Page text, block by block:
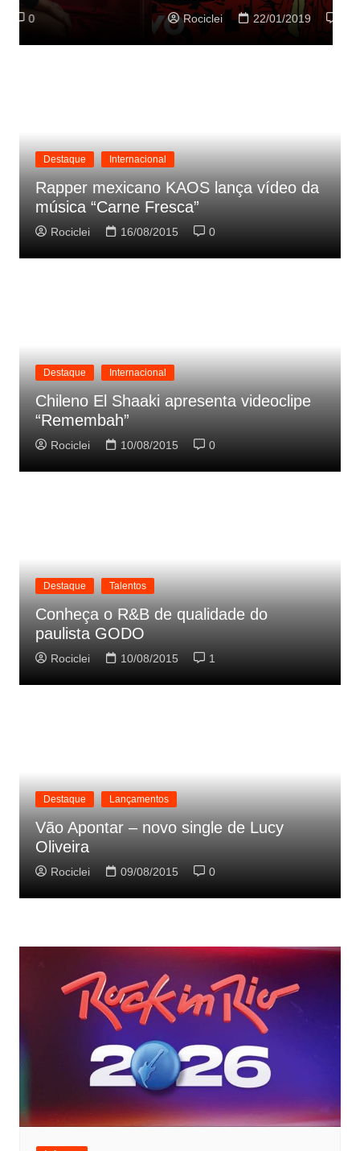
Rociclei 22/01/2019 0
Destaque Internacional
Rapper mexicano KAOS lança vídeo da
música “Carne Fresca”
Rociclei 16/08/2015 0
Destaque Internacional
Chileno El Shaaki apresenta videoclipe
“Remembah”
Rociclei 10/08/2015 0
Destaque Talentos
Conheça o R&B de qualidade do
paulista GODO
Rociclei 10/08/2015 1
Destaque Lançamentos
Vão Apontar – novo single de Lucy
Oliveira
Rociclei 09/08/2015 0